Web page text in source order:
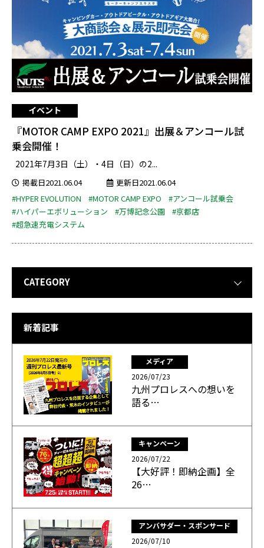
イベント
『MOTOR CAMP EXPO 2021』出展＆アンコール試
乗会開催！
2021年7⽉3日（土）・4⽇（日）の2...
掲載日2021.06.04
更新日2021.06.04
#HYPER EVOLUTION
#MOTOR CAMP EXPO
#アンコール試乗会
#ハイパーエボリューション
#万博記念公園
#京都店
#超急速充電システム
CATEGORY
新着記事
メディア
2026/07/23
九州プロレスへの想いを
語る…
キャンペーン
2026/07/22
【大好評！即納企画】全
26…
アンバサダー・スポンサード
2026/07/10